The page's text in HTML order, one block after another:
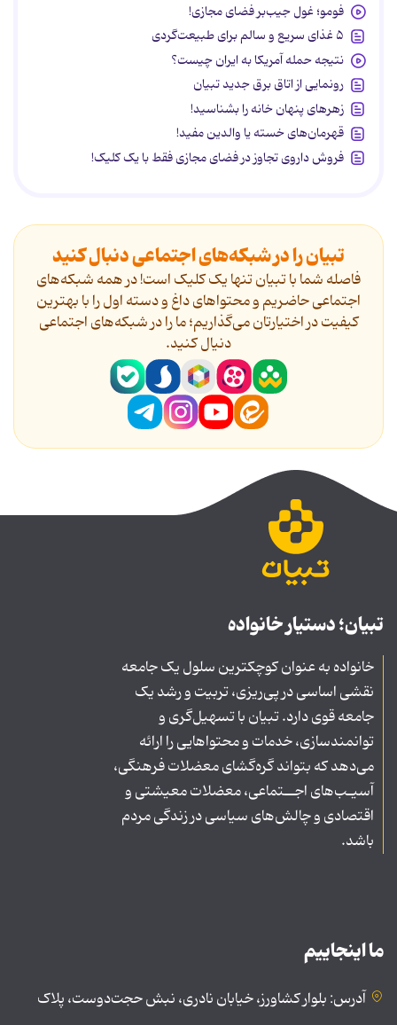
فومو؛ غول جیب‌بر فضای مجازی!
۵ غذای سریع و سالم برای طبیعت‌گردی
نتیجه حمله آمریکا به ایران چیست؟
رونمایی از اتاق برق جدید تبیان
زهرهای پنهان خانه را بشناسید!
قهرمان‌های خسته یا والدین مفید!
فروش داروی تجاوز در فضای مجازی فقط با یک کلیک!
تبیان را در شبکه‌های اجتماعی دنبال کنید
فاصله شما با تبیان تنها یک کلیک است! در همه شبکه‌های
اجتماعی حاضریم و محتواهای داغ و دسته اول را با بهترین
کیفیت در اختیارتان می‌گذاریم؛ ما را در شبکه‌های اجتماعی
دنیال کنید.
تبیان؛ دستیار خانواده
خانواده به عنوان کوچکترین سلول یک جامعه
نقشی اساسی در پی‌ریزی، تربیت و رشد یک
جامعه قوی دارد. تبیان با تسهیل‌گری و
توانمندسازی، خدمات و محتواهایی را ارائه
می‌دهد که بتواند گره‌گشای معضلات فرهنگی،
آسیـب‌های اجــتماعی، معضلات معیشتی و
اقتصادی و چالش‌های سیاسی در زندگی مردم
باشد.
ما اینجاییم
آدرس: بلوار کشاورز، خیابان نادری، نبش حجت‌دوست، پلاک